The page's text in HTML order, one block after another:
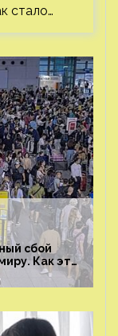
стало…
сбой
Как это